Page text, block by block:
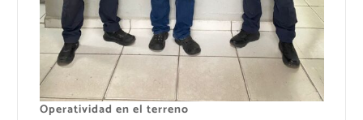
Operatividad en el terreno